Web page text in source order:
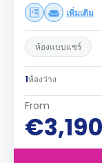
เพิ่มเติม
ห้องแบบแชร์
1ห้องว่าง
From
€3,190